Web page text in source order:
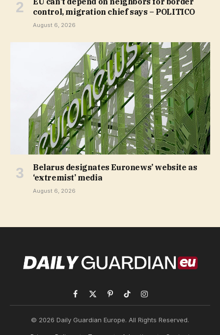
control, migration chief says – POLITICO
August 6, 2026
Belarus designates Euronews’ website as
‘extremist’ media
August 6, 2026
Facebook
X
PinterestTikTokInstagram
© 2026 Daily Guardian Europe. All Rights Reserved.